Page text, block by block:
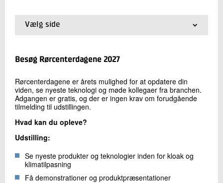
Send e-mail
Vælg side
01.Forside
03.Praktisk information
05.Bliv udstiller
06.For besøgende
07.Oversigt over udstillingsarealet
Besøg Rørcenterdagene 2027
Rørcenterdagene er årets mulighed for at opdatere din
viden, se nyeste teknologi og møde kollegaer fra branchen.
Adgangen er gratis, og der er ingen krav om forudgående
tilmelding til udstillingen.
Hvad kan du opleve?
Udstilling:
Se nyeste produkter og teknologier inden for kloak og
klimatilpasning
Få demonstrationer og produktpræsentationer